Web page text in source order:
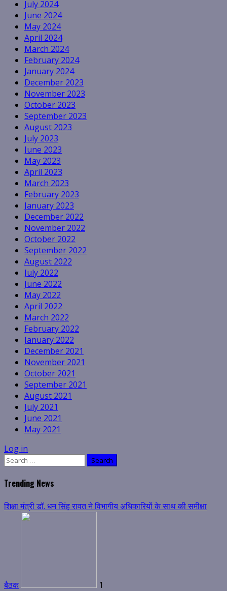
July 2024
June 2024
May 2024
April 2024
March 2024
February 2024
January 2024
December 2023
November 2023
October 2023
September 2023
August 2023
July 2023
June 2023
May 2023
April 2023
March 2023
February 2023
January 2023
December 2022
November 2022
October 2022
September 2022
August 2022
July 2022
June 2022
May 2022
April 2022
March 2022
February 2022
January 2022
December 2021
November 2021
October 2021
September 2021
August 2021
July 2021
June 2021
May 2021
Log in
Search
Trending News
शिक्षा मंत्री डॉ. धन सिंह रावत ने विभागीय अधिकारियों के साथ की समीक्षा
बैठक 1